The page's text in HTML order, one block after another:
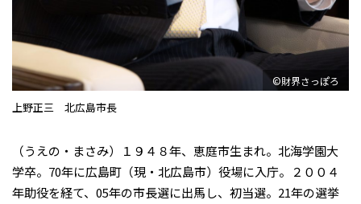
©財界さっぽろ
上野正三 北広島市長
（うえの・まさみ）１９４８年、恵庭市生まれ。北海学園大
学卒。70年に広島町（現・北広島市）役場に入庁。２００４
年助役を経て、05年の市長選に出馬し、初当選。21年の選挙